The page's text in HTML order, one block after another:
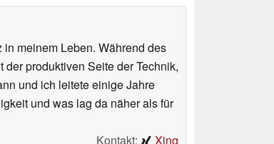
meinem Leben. Während des
produktiven Seite der Technik,
und ich leitete einige Jahre
und was lag da näher als für
Kontakt:
Xing